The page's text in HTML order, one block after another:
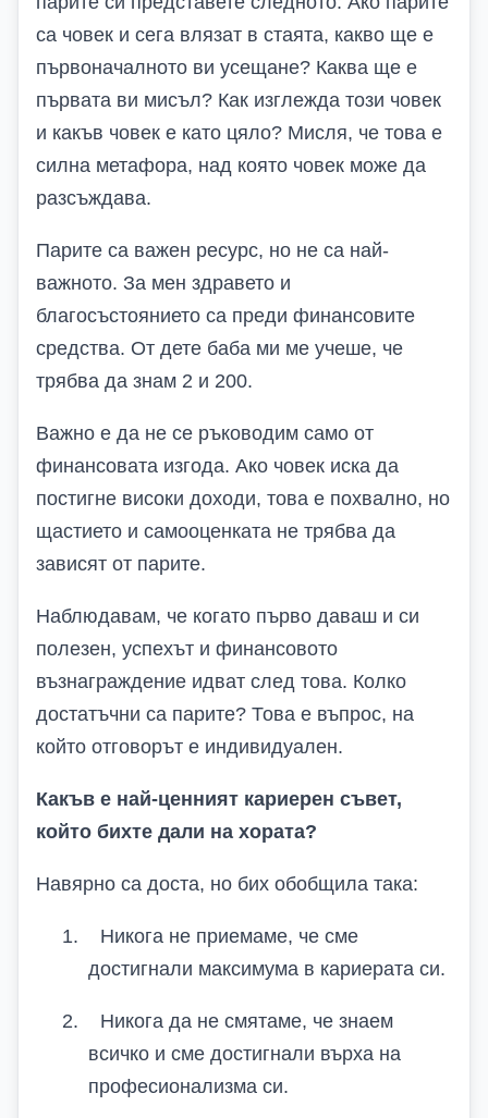
са човек и сега влязат в стаята, какво ще е
първоначалното ви усещане? Каква ще е
първата ви мисъл? Как изглежда този човек
и какъв човек е като цяло? Мисля, че това е
силна метафора, над която човек може да
разсъждава.
Парите са важен ресурс, но не са най-
важното. За мен здравето и
благосъстоянието са преди финансовите
средства. От дете баба ми ме учеше, че
трябва да знам 2 и 200.
Важно е да не се ръководим само от
финансовата изгода. Ако човек иска да
постигне високи доходи, това е похвално, но
щастието и самооценката не трябва да
зависят от парите.
Наблюдавам, че когато първо даваш и си
полезен, успехът и финансовото
възнаграждение идват след това. Колко
достатъчни са парите? Това е въпрос, на
който отговорът е индивидуален.
Какъв е най-ценният кариерен съвет,
който бихте дали на хората?
Навярно са доста, но бих обобщила така:
1.
Никога не приемаме, че сме
достигнали максимума в кариерата си.
2.
Никога да не смятаме, че знаем
всичко и сме достигнали върха на
професионализма си.